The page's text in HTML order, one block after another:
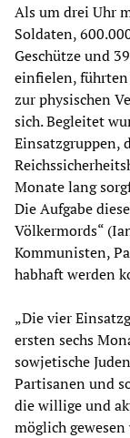
Als um drei Uhr
Soldaten,
Geschütze und
einfielen,
zur physischen
sich. Begleitet
Einsatzgruppen,
Monate lang
Die Aufgabe
Völkermords“
Kommunisten,
habhaft werden
„Die vier
ersten sechs
sowjetische
Partisanen und
die willige und
möglich